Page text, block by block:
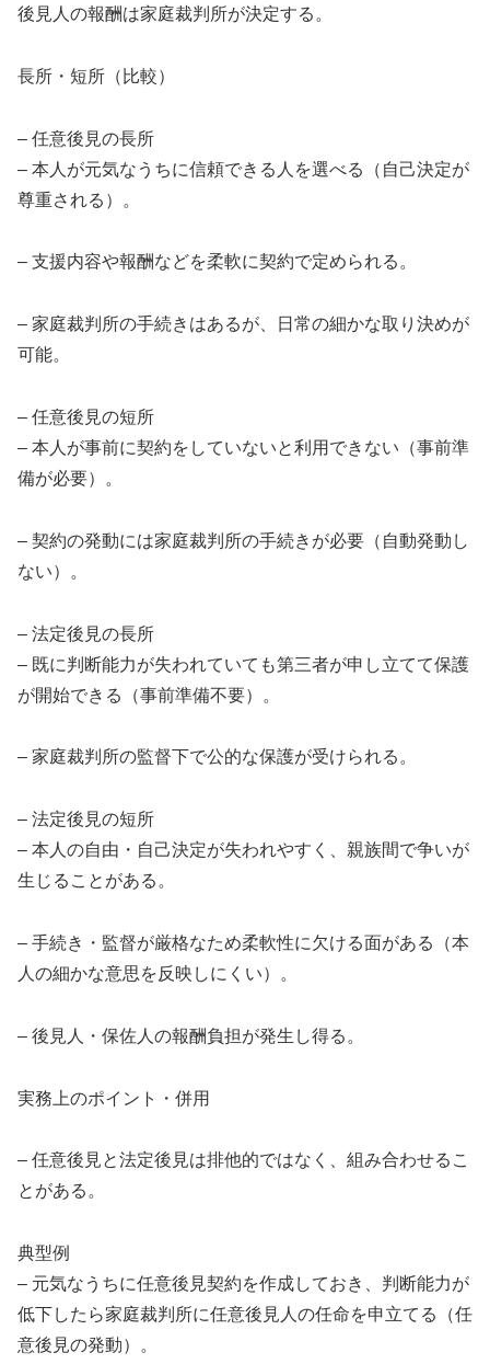
後見人の報酬は家庭裁判所が決定する。
長所・短所（比較）
– 任意後見の長所
– 本人が元気なうちに信頼できる人を選べる（自己決定が
尊重される）。
– 支援内容や報酬などを柔軟に契約で定められる。
– 家庭裁判所の手続きはあるが、日常の細かな取り決めが
可能。
– 任意後見の短所
– 本人が事前に契約をしていないと利用できない（事前準
備が必要）。
– 契約の発動には家庭裁判所の手続きが必要（自動発動し
ない）。
– 法定後見の長所
– 既に判断能力が失われていても第三者が申し立てて保護
が開始できる（事前準備不要）。
– 家庭裁判所の監督下で公的な保護が受けられる。
– 法定後見の短所
– 本人の自由・自己決定が失われやすく、親族間で争いが
生じることがある。
– 手続き・監督が厳格なため柔軟性に欠ける面がある（本
人の細かな意思を反映しにくい）。
– 後見人・保佐人の報酬負担が発生し得る。
実務上のポイント・併用
– 任意後見と法定後見は排他的ではなく、組み合わせるこ
とがある。
典型例
– 元気なうちに任意後見契約を作成しておき、判断能力が
低下したら家庭裁判所に任意後見人の任命を申立てる（任
意後見の発動）。